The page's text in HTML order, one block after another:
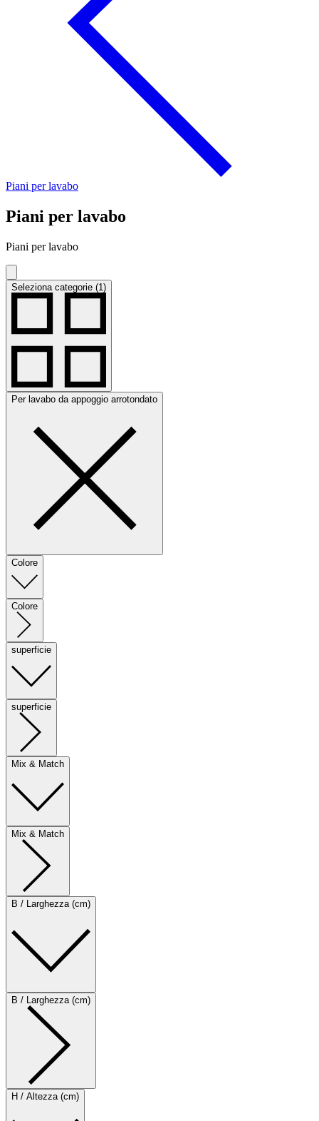
Piani per lavabo
Piani per lavabo
Piani per lavabo
Seleziona categorie (1)
Per lavabo da appoggio arrotondato
Colore
Colore
superficie
superficie
Mix & Match
Mix & Match
B / Larghezza (cm)
B / Larghezza (cm)
H / Altezza (cm)